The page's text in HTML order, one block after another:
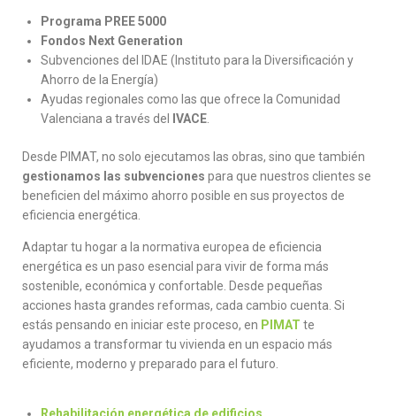
Programa PREE 5000
Fondos Next Generation
Subvenciones del IDAE (Instituto para la Diversificación y
Ahorro de la Energía)
Ayudas regionales como las que ofrece la Comunidad
Valenciana a través del
IVACE
Desde PIMAT, no solo ejecutamos las obras, sino que también
gestionamos las subvenciones para que nuestros clientes se
beneficien del máximo ahorro posible en sus proyectos de
eficiencia energética.
Adaptar tu hogar a la normativa europea de eficiencia
energética es un paso esencial para vivir de forma más
sostenible, económica y confortable. Desde pequeñas
acciones hasta grandes reformas, cada cambio cuenta. Si
estás pensando en iniciar este proceso, en PIMAT te
ayudamos a transformar tu vivienda en un espacio más
eficiente, moderno y preparado para el futuro.